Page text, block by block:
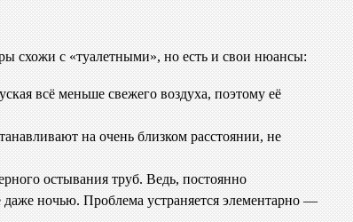
схожи с «туалетными», но есть и свои нюансы:
всё меньше свежего воздуха, поэтому её
на очень близком расстоянии, не
остывания труб. Ведь, постоянно
даже ночью. Проблема устраняется элементарно —